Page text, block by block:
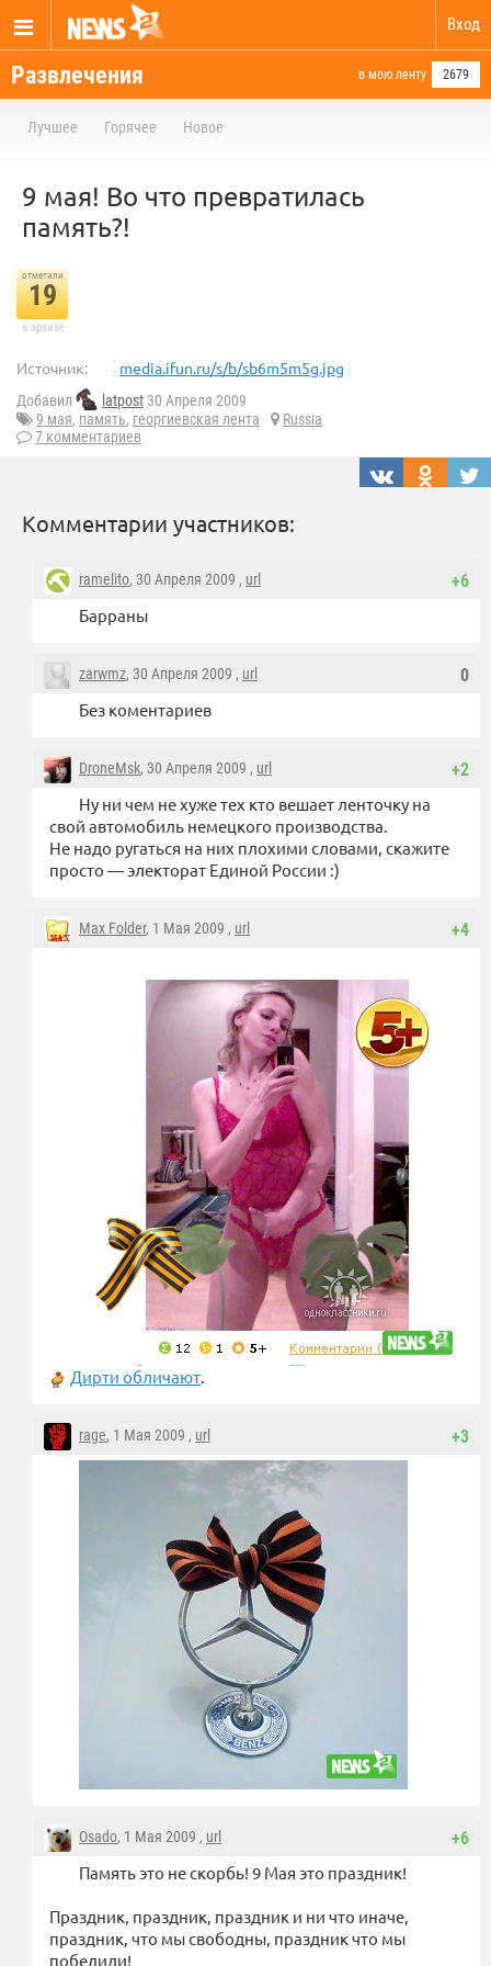
Вход
Развлечения в мою ленту 2679
Лучшее Горячее Новое
9 мая! Во что превратилась
память?!
отметили
19
в архиве
Источник: media.ifun.ru/s/b/sb6m5m5g.jpg
Добавил latpost 30 Апреля 2009
9 мая, память, георгиевская лента
Russia
7 комментариев
Комментарии участников:
+6
ramelito, 30 Апреля 2009 , url
Барраны
0
zarwmz, 30 Апреля 2009 , url
Без коментариев
+2
DroneMsk, 30 Апреля 2009 , url
Ну ни чем не хуже тех кто вешает ленточку на
свой автомобиль немецкого производства.
Не надо ругаться на них плохими словами, скажите
просто — электорат Единой России :)
+4
Max Folder, 1 Мая 2009 , url
Дирти обличают.
+3
rage, 1 Мая 2009 , url
+6
Osado, 1 Мая 2009 , url
Память это не скорбь! 9 Мая это праздник!
Праздник, праздник, праздник и ни что иначе,
праздник, что мы свободны, праздник что мы
победили!